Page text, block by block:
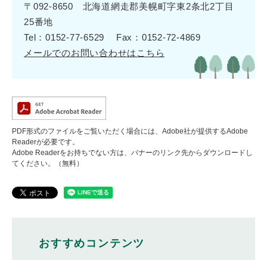
〒092-8650 北海道網走郡美幌町字東2条北2丁目
25番地
Tel：0152-77-6529
Fax：0152-72-4869
メールでのお問い合わせはこちら
PDF形式のファイルをご覧いただく場合には、Adobe社が提供するAdobe
Readerが必要です。
Adobe Readerをお持ちでない方は、バナーのリンク先からダウンロードし
てください。（無料）
おすすめコンテンツ